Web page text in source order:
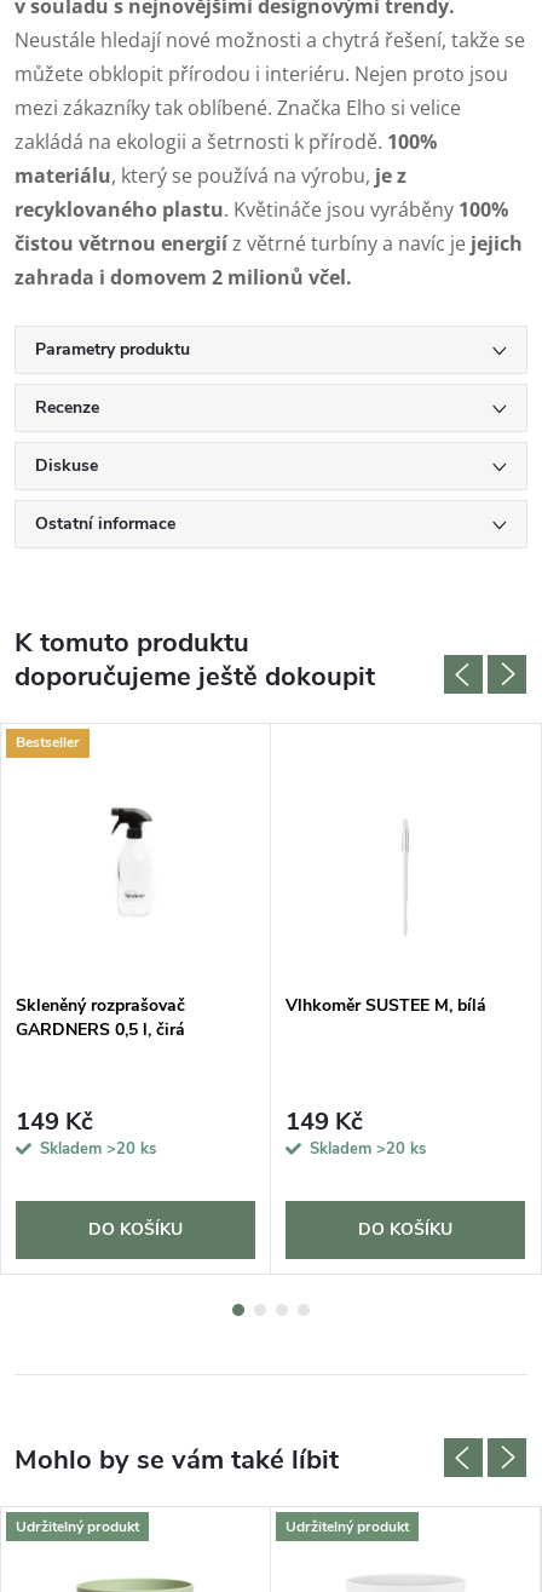
v souladu s nejnovějšími designovými trendy.
Neustále hledají nové možnosti a chytrá řešení, takže se
můžete obklopit přírodou i interiéru. Nejen proto jsou
mezi zákazníky tak oblíbené. Značka Elho si velice
zakládá na ekologii a šetrnosti k přírodě. 100%
materiálu, který se používá na výrobu, je z
recyklovaného plastu. Květináče jsou vyráběny 100%
čistou větrnou energiíz větrné turbíny a navíc je jejich
zahrada i domovem 2 milionů včel.
Parametry produktu
Recenze
Diskuse
Ostatní informace
K tomuto produktu
doporučujeme ještě dokoupit
Bestseller
Skleněný rozprašovač
GARDNERS 0,5 l, čirá
149 Kč
Skladem >20 ks
DO KOŠÍKU
Vlhkoměr SUSTEE M, bílá
149 Kč
Skladem >20 ks
DO KOŠÍKU
Udržitelný produkt Udržitelný produkt